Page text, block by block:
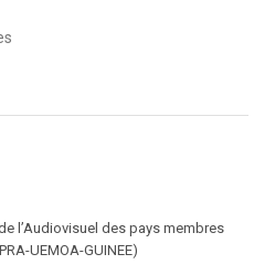
l’Audiovisuel des pays membres
UEMOA-GUINEE)